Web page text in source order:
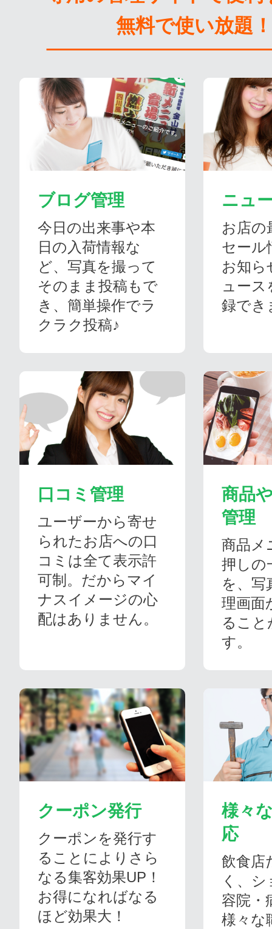
無料で使い放題！
ブログ管理
今日の出来事や本
日の入荷情報な
ど、写真を撮って
そのまま投稿もで
き、簡単操作でラ
クラク投稿♪
ニュ
お店の
セール
お知ら
ュー
録でき
口コミ管理
ユーザーから寄せ
られたお店への口
コミは全て表示許
可制。だからマイ
ナスイメージの心
配はありません。
商品
管理
商品メ
押しの
を、写
理画面
ること
す。
クーポン発行
クーポンを発行す
ることによりさら
なる集客効果UP！
お得になればなる
ほど効果大！
様々
応
飲食店
く、
容院・
様々な